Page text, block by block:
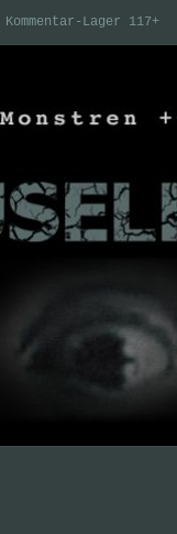
Kommentar-Lager 117+